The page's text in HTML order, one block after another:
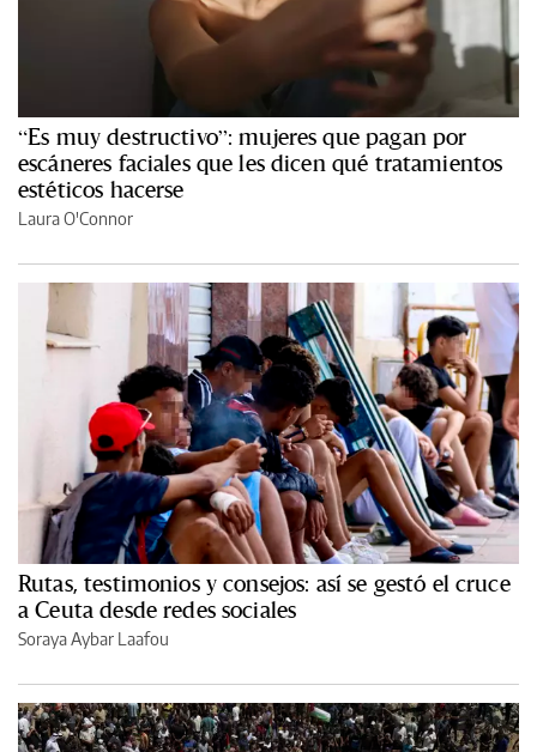
“Es muy destructivo”: mujeres que pagan por
escáneres faciales que les dicen qué tratamientos
estéticos hacerse
Laura O'Connor
Rutas, testimonios y consejos: así se gestó el cruce
a Ceuta desde redes sociales
Soraya Aybar Laafou